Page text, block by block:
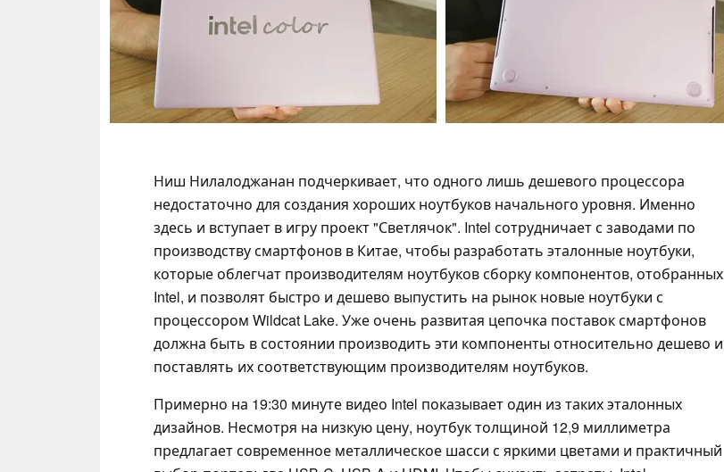
Ниш Нилалоджанан подчеркивает, что одного лишь дешевого процессора
недостаточно для создания хороших ноутбуков начального уровня. Именно
здесь и вступает в игру проект "Светлячок". Intel сотрудничает с заводами по
производству смартфонов в Китае, чтобы разработать эталонные ноутбуки,
которые облегчат производителям ноутбуков сборку компонентов, отобранных
Intel, и позволят быстро и дешево выпустить на рынок новые ноутбуки с
процессором Wildcat Lake. Уже очень развитая цепочка поставок смартфонов
должна быть в состоянии производить эти компоненты относительно дешево и
поставлять их соответствующим производителям ноутбуков.
Примерно на 19:30 минуте видео Intel показывает один из таких эталонных
дизайнов. Несмотря на низкую цену, ноутбук толщиной 12,9 миллиметра
предлагает современное металлическое шасси с яркими цветами и практичный